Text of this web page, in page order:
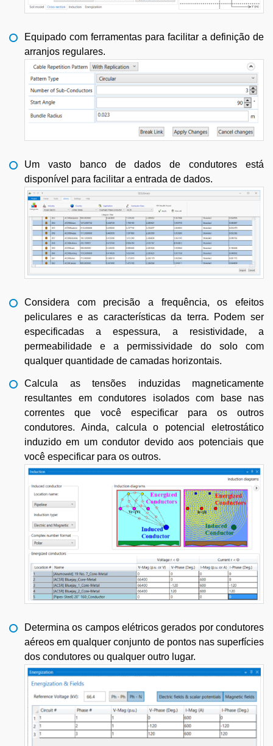
Equipado com ferramentas para facilitar a definição de
arranjos regulares.
Um vasto banco de dados de condutores está
disponível para facilitar a entrada de dados.
Considera com precisão a frequência, os efeitos
peliculares e as características da terra. Podem ser
especificadas a espessura, a resistividade, a
permeabilidade e a permissividade do solo com
qualquer quantidade de camadas horizontais.
Calcula as tensões induzidas magneticamente
resultantes em condutores isolados com base nas
correntes que você especificar para os outros
condutores. Ainda, calcula o potencial eletrostático
induzido em um condutor devido aos potenciais que
você especificar para os outros.
Determina os campos elétricos gerados por condutores
aéreos em qualquer conjunto de pontos nas superfícies
dos condutores ou qualquer outro lugar.